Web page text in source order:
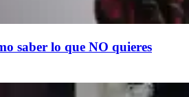
saber lo que NO quieres